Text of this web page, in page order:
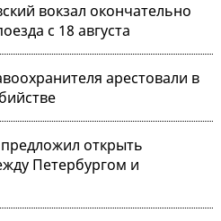
вокзал окончательно
с 18 августа
арестовали в
открыть
Петербургом и